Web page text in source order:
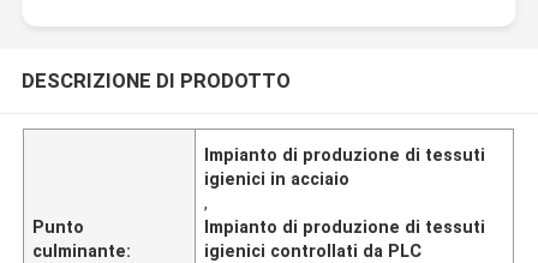
DESCRIZIONE DI PRODOTTO
Punto
culminante:
Impianto di produzione di tessuti
igienici in acciaio
,
Impianto di produzione di tessuti
igienici controllati da PLC